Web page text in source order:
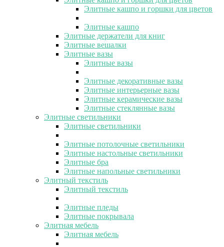
Элитные кашпо и горшки для цветов
Элитные кашпо
Элитные держатели для книг
Элитные вешалки
Элитные вазы
Элитные вазы
Элитные декоративные вазы
Элитные интерьерные вазы
Элитные керамические вазы
Элитные стеклянные вазы
Элитные светильники
Элитные светильники
Элитные потолочные светильники
Элитные настольные светильники
Элитные бра
Элитные напольные светильники
Элитный текстиль
Элитный текстиль
Элитные пледы
Элитные покрывала
Элитная мебель
Элитная мебель